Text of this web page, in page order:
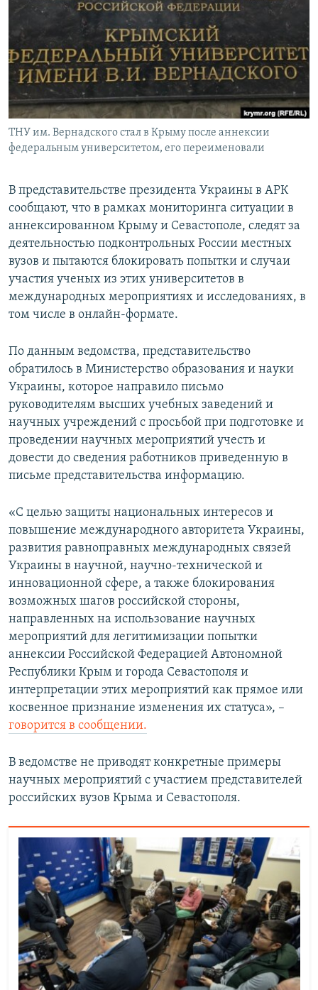
ПОБЕДИТЕЛЕЙ НЕ СУДЯТ?
КРЫМ.НЕПОКОРЕННЫЙ
ELIFBE
УКРАИНСКАЯ ПРОБЛЕМА КРЫМА
ПРИСОЕДИНЯЙТЕСЬ!
Все сайты RFE/RL
ТНУ им. Вернадского стал в Крыму после аннексии
федеральным университетом, его переименовали
В представительстве президента Украины в АРК
сообщают, что в рамках мониторинга ситуации в
аннексированном Крыму и Севастополе, следят за
деятельностью подконтрольных России местных
вузов и пытаются блокировать попытки и случаи
участия ученых из этих университетов в
международных мероприятиях и исследованиях, в
том числе в онлайн-формате.
По данным ведомства, представительство
обратилось в Министерство образования и науки
Украины, которое направило письмо
руководителям высших учебных заведений и
научных учреждений с просьбой при подготовке и
проведении научных мероприятий учесть и
довести до сведения работников приведенную в
письме представительства информацию.
«С целью защиты национальных интересов и
повышение международного авторитета Украины,
развития равноправных международных связей
Украины в научной, научно-технической и
инновационной сфере, а также блокирования
возможных шагов российской стороны,
направленных на использование научных
мероприятий для легитимизации попытки
аннексии Российской Федерацией Автономной
Республики Крым и города Севастополя и
интерпретации этих мероприятий как прямое или
косвенное признание изменения их статуса», –
говорится в сообщении.
В ведомстве не приводят конкретные примеры
научных мероприятий с участием представителей
российских вузов Крыма и Севастополя.